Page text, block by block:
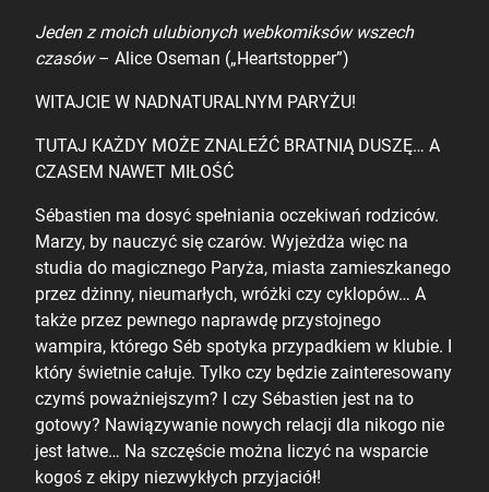
Jeden z moich ulubionych webkomiksów wszech
czasów– Alice Oseman („Heartstopper”)
WITAJCIE W NADNATURALNYM PARYŻU!
TUTAJ KAŻDY MOŻE ZNALEŹĆ BRATNIĄ DUSZĘ… A
CZASEM NAWET MIŁOŚĆ
Sébastien ma dosyć spełniania oczekiwań rodziców.
Marzy, by nauczyć się czarów. Wyjeżdża więc na
studia do magicznego Paryża, miasta zamieszkanego
przez dżinny, nieumarłych, wróżki czy cyklopów… A
także przez pewnego naprawdę przystojnego
wampira, którego Séb spotyka przypadkiem w klubie. I
który świetnie całuje. Tylko czy będzie zainteresowany
czymś poważniejszym? I czy Sébastien jest na to
gotowy? Nawiązywanie nowych relacji dla nikogo nie
jest łatwe… Na szczęście można liczyć na wsparcie
kogoś z ekipy niezwykłych przyjaciół!